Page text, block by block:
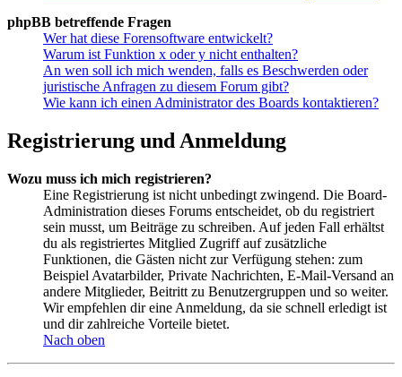
phpBB betreffende Fragen
Wer hat diese Forensoftware entwickelt?
Warum ist Funktion x oder y nicht enthalten?
An wen soll ich mich wenden, falls es Beschwerden oder
juristische Anfragen zu diesem Forum gibt?
Wie kann ich einen Administrator des Boards kontaktieren?
Registrierung und Anmeldung
Wozu muss ich mich registrieren?
Eine Registrierung ist nicht unbedingt zwingend. Die Board-
Administration dieses Forums entscheidet, ob du registriert
sein musst, um Beiträge zu schreiben. Auf jeden Fall erhältst
du als registriertes Mitglied Zugriff auf zusätzliche
Funktionen, die Gästen nicht zur Verfügung stehen: zum
Beispiel Avatarbilder, Private Nachrichten, E-Mail-Versand an
andere Mitglieder, Beitritt zu Benutzergruppen und so weiter.
Wir empfehlen dir eine Anmeldung, da sie schnell erledigt ist
und dir zahlreiche Vorteile bietet.
Nach oben